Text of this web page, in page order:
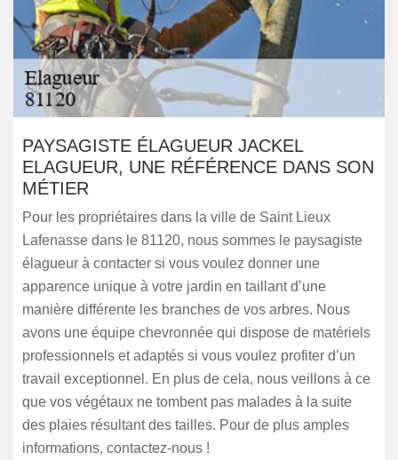
PAYSAGISTE ÉLAGUEUR JACKEL
ELAGUEUR, UNE RÉFÉRENCE DANS SON
MÉTIER
Pour les propriétaires dans la ville de Saint Lieux
Lafenasse dans le 81120, nous sommes le paysagiste
élagueur à contacter si vous voulez donner une
apparence unique à votre jardin en taillant d’une
manière différente les branches de vos arbres. Nous
avons une équipe chevronnée qui dispose de matériels
professionnels et adaptés si vous voulez profiter d’un
travail exceptionnel. En plus de cela, nous veillons à ce
que vos végétaux ne tombent pas malades à la suite
des plaies résultant des tailles. Pour de plus amples
informations, contactez-nous !